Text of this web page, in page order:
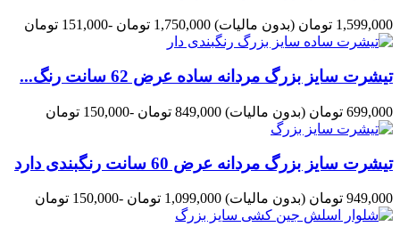
1,599,000 تومان (بدون مالیات) 1,750,000 تومان -151,000 تومان
تیشرت سایز بزرگ مردانه ساده عرض 62 سانت رنگ...
699,000 تومان (بدون مالیات) 849,000 تومان -150,000 تومان
تیشرت سایز بزرگ مردانه عرض 60 سانت رنگبندی دارد
949,000 تومان (بدون مالیات) 1,099,000 تومان -150,000 تومان